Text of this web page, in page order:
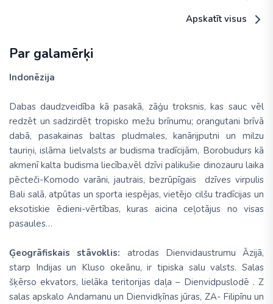
Apskatīt visus
Par galamērķi
Indonēzija
Dabas daudzveidība kā pasakā, zāģu troksnis, kas sauc vēl
redzēt un sadzirdēt tropisko mežu brīnumu; orangutani brīvā
dabā, pasakainas baltas pludmales, kanārijputni un milzu
tauriņi, islāma lielvalsts ar budisma tradīcijām, Borobudurs kā
akmenī kalta budisma liecība,vēl dzīvi palikušie dinozauru laika
pēcteči-Komodo varāni, jautrais, bezrūpīgais dzīves virpulis
Bali salā, atpūtas un sporta iespējas, vietējo cilšu tradīcijas un
eksotiskie ēdieni-vērtības, kuras aicina ceļotājus no visas
pasaules…
Ģeogrāfiskais stāvoklis: atrodas Dienvidaustrumu Āzijā,
starp Indijas un Kluso okeānu, ir tipiska salu valsts. Salas
šķērso ekvators, lielāka teritorijas daļa – Dienvidpuslodē . Z
salas apskalo Andamanu un Dienvidķīnas jūras, ZA- Filipīnu un